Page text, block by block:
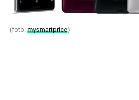
(foto:mysmartprice)